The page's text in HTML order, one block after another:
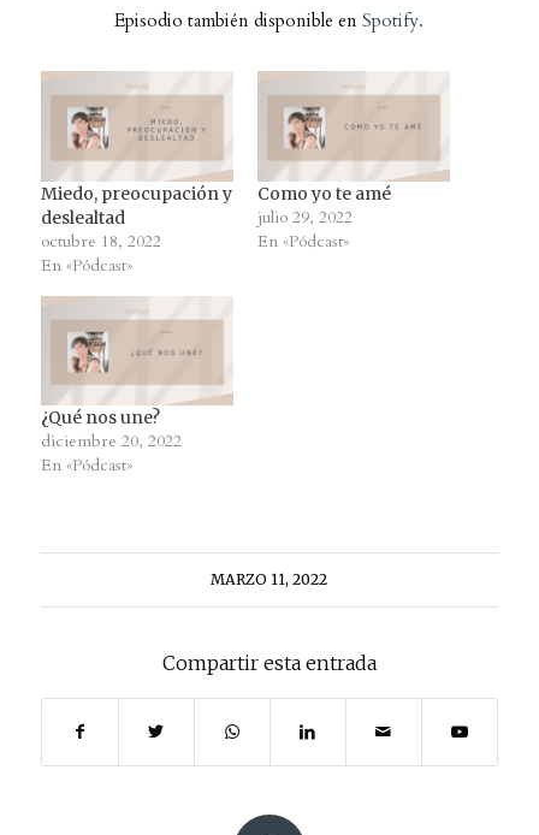
Episodio también disponible enSpotify.
Miedo, preocupación y
deslealtad
octubre 18, 2022
En «Pódcast»
Como yo te amé
julio 29, 2022
En «Pódcast»
¿Qué nos une?
diciembre 20, 2022
En «Pódcast»
MARZO 11, 2022
Compartir esta entrada